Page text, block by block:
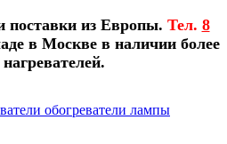
поставки из Европы. Тел. 8
в Москве в наличии более
обогреватели лампы